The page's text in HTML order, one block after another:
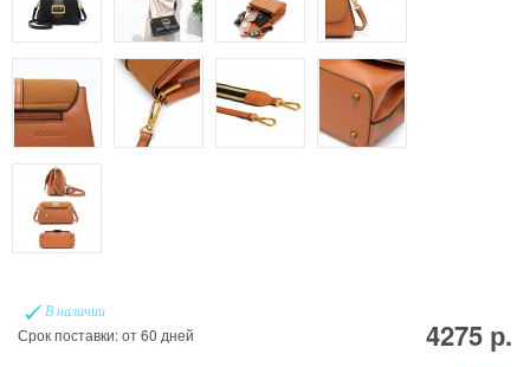
В наличии
Срок поставки: от 60 дней 4275 р.